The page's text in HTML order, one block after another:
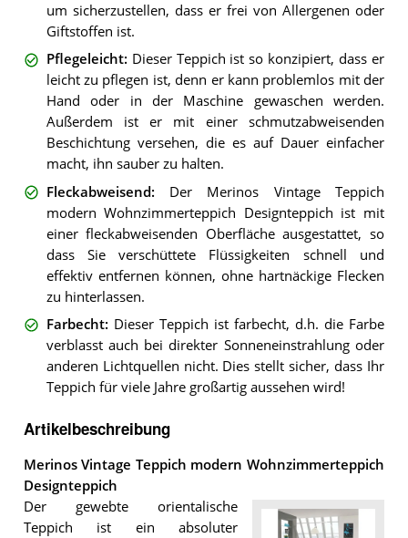
um sicherzustellen, dass er frei von Allergenen oder
Giftstoffen ist.
Pflegeleicht: Dieser Teppich ist so konzipiert, dass er
leicht zu pflegen ist, denn er kann problemlos mit der
Hand oder in der Maschine gewaschen werden.
Außerdem ist er mit einer schmutzabweisenden
Beschichtung versehen, die es auf Dauer einfacher
macht, ihn sauber zu halten.
Fleckabweisend: Der Merinos Vintage Teppich
modern Wohnzimmerteppich Designteppich ist mit
einer fleckabweisenden Oberfläche ausgestattet, so
dass Sie verschüttete Flüssigkeiten schnell und
effektiv entfernen können, ohne hartnäckige Flecken
zu hinterlassen.
Farbecht: Dieser Teppich ist farbecht, d.h. die Farbe
verblasst auch bei direkter Sonneneinstrahlung oder
anderen Lichtquellen nicht. Dies stellt sicher, dass Ihr
Teppich für viele Jahre großartig aussehen wird!
Artikelbeschreibung
Merinos Vintage Teppich modern Wohnzimmerteppich
Designteppich
Der gewebte orientalische
Teppich ist ein absoluter